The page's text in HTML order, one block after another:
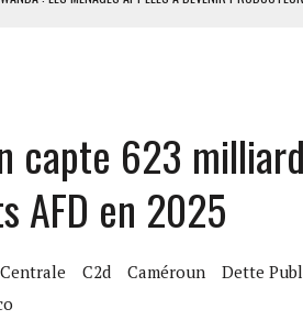
ACCORDE 340 MILLIARDS FCFA AU SÉNÉGAL
MÉNAGES APPELÉS À DEVENIR PRODUCTEURS
capte 623
AFD en 2025
C2d Caméroun Dette